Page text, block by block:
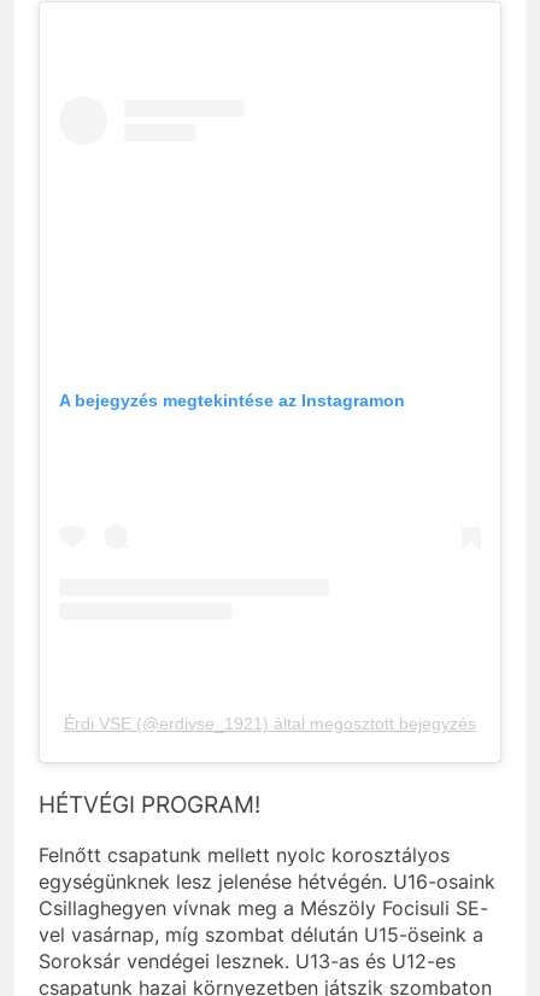
A bejegyzés megtekintése az Instagramon
Érdi VSE (@erdivse_1921) által megosztott bejegyzés
HÉTVÉGI PROGRAM!
Felnőtt csapatunk mellett nyolc korosztályos
egységünknek lesz jelenése hétvégén. U16-osaink
Csillaghegyen vívnak meg a Mészöly Focisuli SE-
vel vasárnap, míg szombat délután U15-öseink a
Soroksár vendégei lesznek. U13-as és U12-es
csapatunk hazai környezetben játszik szombaton